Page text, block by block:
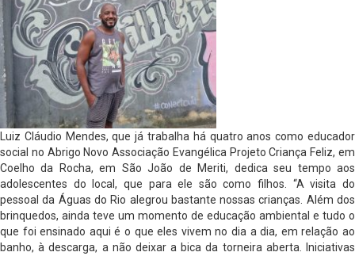
Luiz Cláudio Mendes, que já trabalha há quatro anos como educador
social no Abrigo Novo Associação Evangélica Projeto Criança Feliz, em
Coelho da Rocha, em São João de Meriti, dedica seu tempo aos
adolescentes do local, que para ele são como filhos. “A visita do
pessoal da Águas do Rio alegrou bastante nossas crianças. Além dos
brinquedos, ainda teve um momento de educação ambiental e tudo o
que foi ensinado aqui é o que eles vivem no dia a dia, em relação ao
banho, à descarga, a não deixar a bica da torneira aberta. Iniciativas